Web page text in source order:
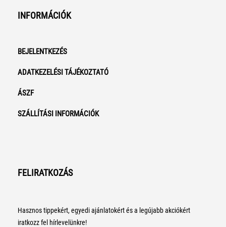
INFORMÁCIÓK
BEJELENTKEZÉS
ADATKEZELÉSI TÁJÉKOZTATÓ
ÁSZF
SZÁLLÍTÁSI INFORMÁCIÓK
FELIRATKOZÁS
Hasznos tippekért, egyedi ajánlatokért és a legújabb akciókért
iratkozz fel hírlevelünkre!